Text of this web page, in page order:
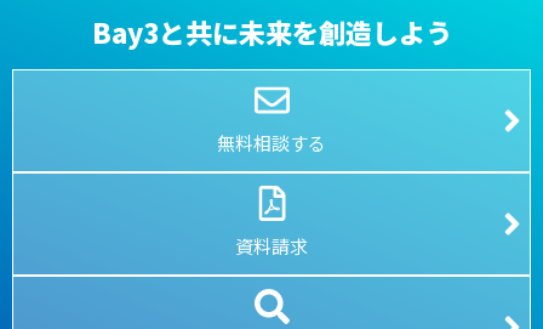
Bay3と共に未来を創造しよう
無料相談する
資料請求